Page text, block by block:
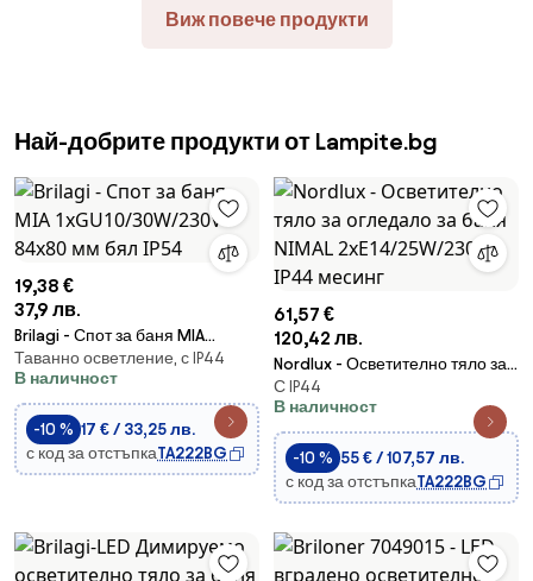
Виж повече продукти
Най-добрите продукти от Lampite.bg
19,38 €
37,9 лв.
Brilagi - Спот за баня MIA
1xGU10/30W/230V 84x80 мм
бял IP54
Таванно осветление, с IP44
В наличност
-10 % 17 € / 33,25 лв.
с код за отстъпкаTA222BG
61,57 €
120,42 лв.
Nordlux - Осветително тяло за
огледало за баня NIMAL
2xE14/25W/230V IP44 месинг
С IP44
В наличност
-10 % 55 € / 107,57 лв.
с код за отстъпкаTA222BG